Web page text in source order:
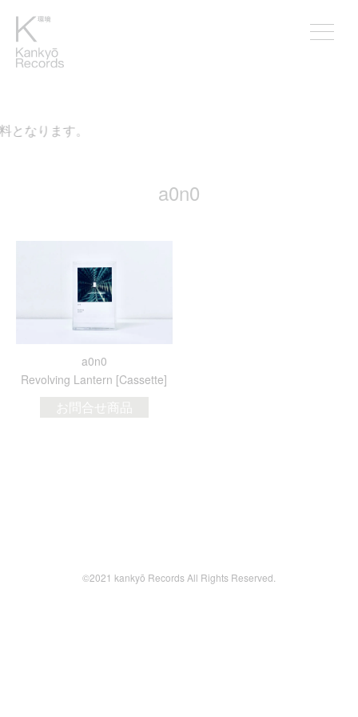
なります。
a0n0
a0n0
Revolving Lantern [Cassette]
お問合せ商品
©2021 kankyō Records All Rights Reserved.